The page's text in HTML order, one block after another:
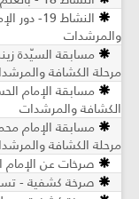
النشاط
والمرشدات
مسابقة السيّدة
مرحلة الكشافة
مسابقة الإمام
الكشافة والمرشدات
مسابقة الإمام
مرحلة الكشافة
صرخات عن الإمام
صرخة كشفية -